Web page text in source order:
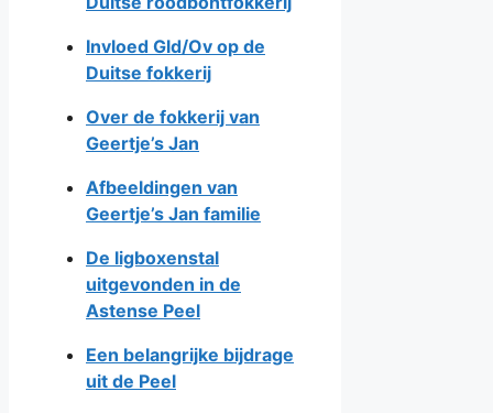
Invloed Gld/Ov op de
Duitse fokkerij
Over de fokkerij van
Geertje’s Jan
Afbeeldingen van
Geertje’s Jan familie
De ligboxenstal
uitgevonden in de
Astense Peel
Een belangrijke bijdrage
uit de Peel